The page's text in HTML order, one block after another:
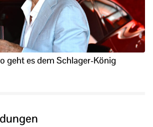
geht es dem Schlager-König